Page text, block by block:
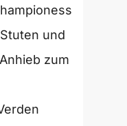
und
zum